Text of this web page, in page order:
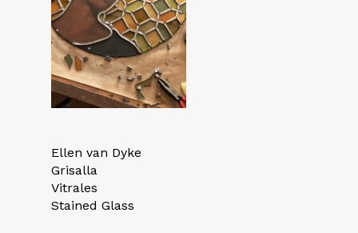
Ellen van Dyke
Grisalla
Vitrales
Stained Glass